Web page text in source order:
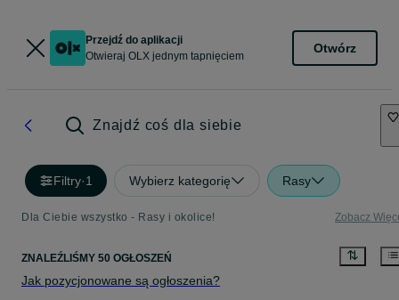
Przejdź do aplikacji
Otwieraj OLX jednym tapnięciem
Otwórz
Znajdź coś dla siebie
Filtry·1 Wybierz kategorię Rasy
Dla Ciebie wszystko - Rasy i okolice! Zobacz
ZNALEŹLIŚMY 50 OGŁOSZEŃ
Jak pozycjonowane są ogłoszenia?